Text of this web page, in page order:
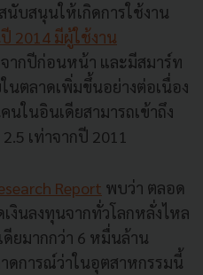
นับสนุนให้เกิดการใช้งาน
2014 มีผู้ใช้งาน
จากปีก่อนหน้า และมีสมาร์ท
นตลาดเพิ่มขึ้นอย่างต่อเนื่อง
ในอินเดียสามารถเข้าถึง
เท่าจากปี 2011
Report พบว่า ตลอด
งินลงทุนจากทั่วโลกหลั่งไหล
ยมากกว่า 6 หมื่นล้าน
ดการณ์ว่าในอุตสาหกรรมนี้